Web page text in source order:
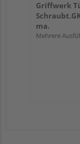
Griffwerk
ma.
Mehrere